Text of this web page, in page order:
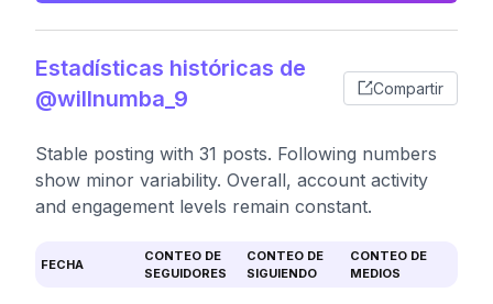
Estadísticas históricas de
@willnumba_9
Compartir
Stable posting with 31 posts. Following numbers
show minor variability. Overall, account activity
and engagement levels remain constant.
FECHA
CONTEO DE
SEGUIDORES
CONTEO DE
SIGUIENDO
CONTEO DE
MEDIOS